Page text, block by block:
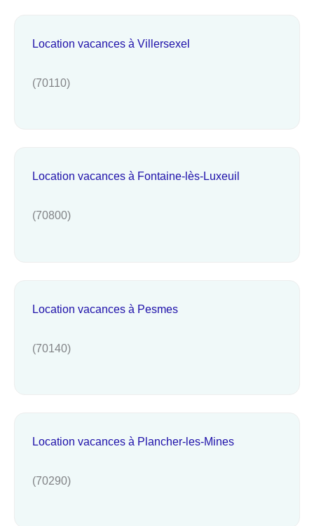
Location vacances à Villersexel
(70110)
Location vacances à Fontaine-lès-Luxeuil
(70800)
Location vacances à Pesmes
(70140)
Location vacances à Plancher-les-Mines
(70290)